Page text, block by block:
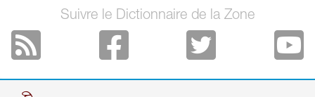
Suivre le Dictionnaire de la Zone